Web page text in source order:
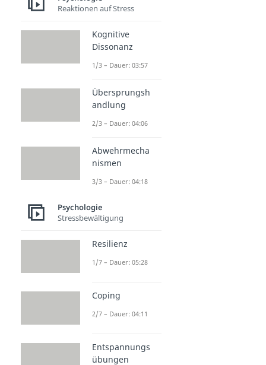
Reaktionen auf Stress
Kognitive
Dissonanz
1/3 – Dauer: 03:57
Übersprungsh
andlung
2/3 – Dauer: 04:06
Abwehrmecha
nismen
3/3 – Dauer: 04:18
Psychologie
Stressbewältigung
Resilienz
1/7 – Dauer: 05:28
Coping
2/7 – Dauer: 04:11
Entspannungs
übungen